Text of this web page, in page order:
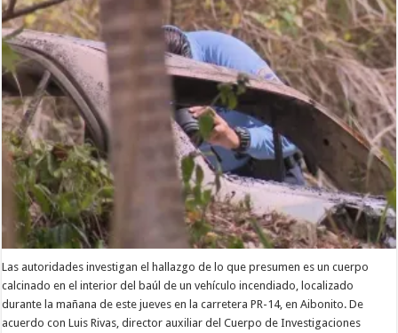
Las autoridades investigan el hallazgo de lo que presumen es un cuerpo
calcinado en el interior del baúl de un vehículo incendiado, localizado
durante la mañana de este jueves en la carretera PR-14, en Aibonito. De
acuerdo con Luis Rivas, director auxiliar del Cuerpo de Investigaciones